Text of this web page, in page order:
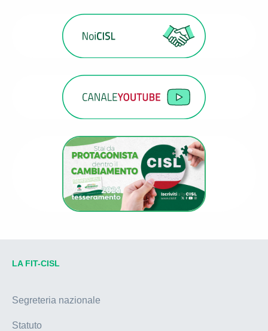
LA FIT-CISL
Segreteria nazionale
Statuto